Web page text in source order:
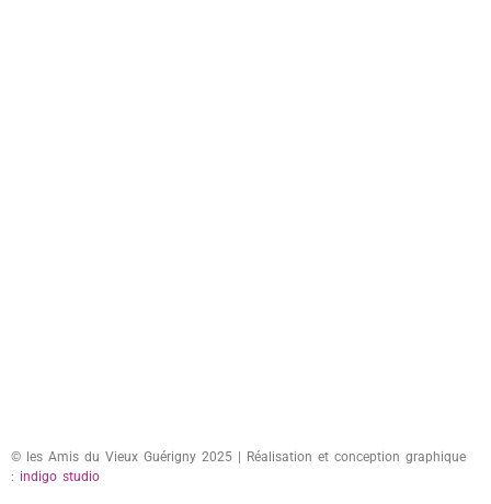
© les Amis du Vieux Guérigny 2025 | Réalisation et conception graphique
: indigo studio